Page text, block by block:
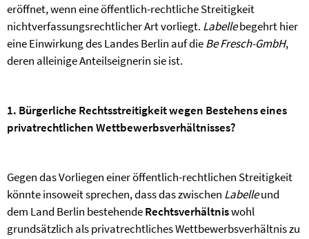
eröffnet, wenn eine öffentlich-rechtliche Streitigkeit
nichtverfassungsrechtlicher Art vorliegt. Labellebegehrt hier
eine Einwirkung des Landes Berlin auf dieBe Fresch-GmbH,
deren alleinige Anteilseignerin sie ist.
1. Bürgerliche Rechtsstreitigkeit wegen Bestehens eines
privatrechtlichen Wettbewerbsverhältnisses?
Gegen das Vorliegen einer öffentlich-rechtlichen Streitigkeit
könnte insoweit sprechen, dass das zwischen Labelleund
dem Land Berlin bestehendeRechtsverhältniswohl
grundsätzlich als privatrechtliches Wettbewerbsverhältnis zu